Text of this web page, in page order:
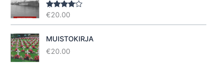
Arvostel
: 4.40/ 5
€20.00
MUISTOKIRJA
€20.00